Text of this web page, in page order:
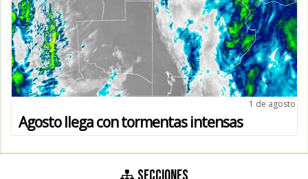
1 de agosto
Agosto llega con tormentas intensas